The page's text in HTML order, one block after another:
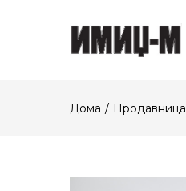
Дома Продавница